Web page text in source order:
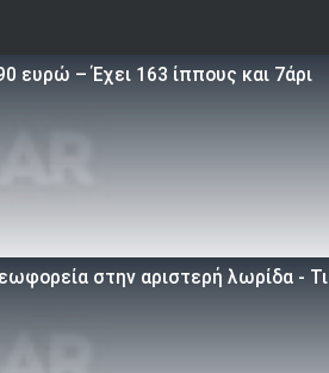
ευρώ – Έχει 163 ίππους και 7άρι
στην αριστερή λωρίδα - Τι